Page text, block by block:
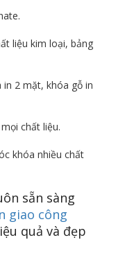
liệu kim loại, bảng
2 mặt, khóa gỗ in
chất liệu.
khóa nhiều chất
sẵn sàng
giao công
quả và đẹp